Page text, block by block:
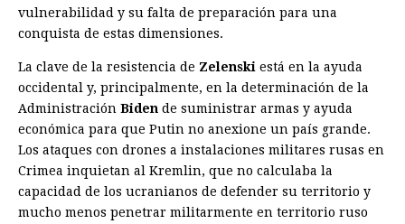
vulnerabilidad y su falta de preparación para una
conquista de estas dimensiones.
La clave de la resistencia de Zelenski está en la ayuda
occidental y, principalmente, en la determinación de la
Administración Biden de suministrar armas y ayuda
económica para que Putin no anexione un país grande.
Los ataques con drones a instalaciones militares rusas en
Crimea inquietan al Kremlin, que no calculaba la
capacidad de los ucranianos de defender su territorio y
mucho menos penetrar militarmente en territorio ruso